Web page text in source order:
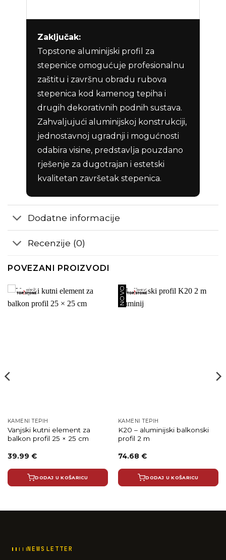
Zaključak:
Topstone aluminijski profil za
stepenice omogućuje profesionalnu
zaštitu i završnu obradu rubova
stepenica kod kamenog tepiha i
drugih dekorativnih podnih sustava.
Zahvaljujući aluminijskoj konstrukciji,
jednostavnoj ugradnji i mogućnosti
odabira visine, predstavlja pouzdano
rješenje za dugotrajan i estetski
kvalitetan završetak stepenica.
Dodatne informacije
Recenzije (0)
POVEZANI PROIZVODI
KAMENI TEPIH
Vanjski kutni element za
balkon profil 25 × 25 cm
39.99 €
DODAJ U KOŠARICU
NOVO
KAMENI TEPIH
K20 – aluminijski balkonski
profil 2 m
74.68 €
DODAJ U KOŠARICU
NEWSLETTER